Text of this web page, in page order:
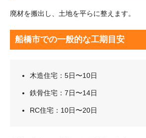
廃材を搬出し、土地を平らに整えます。
船橋市での一般的な工期目安
木造住宅：5日〜10日
鉄骨住宅：7日〜14日
RC住宅：10日〜20日